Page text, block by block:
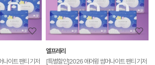
보
기
이트 팬티 기저
엘프레리
[특별할인]2026 에어윙 썸머나이트 팬티 기저